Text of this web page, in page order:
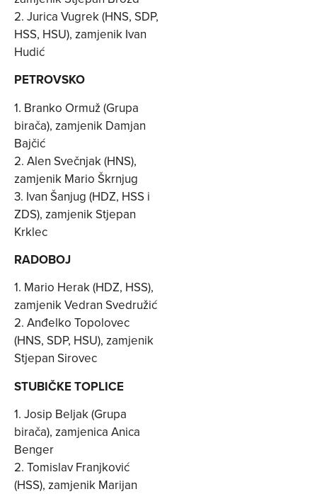
2. Jurica Vugrek (HNS, SDP,
HSS, HSU), zamjenik Ivan
Hudić
PETROVSKO
1. Branko Ormuž (Grupa
birača), zamjenik Damjan
Bajčić
2. Alen Svečnjak (HNS),
zamjenik Mario Škrnjug
3. Ivan Šanjug (HDZ, HSS i
ZDS), zamjenik Stjepan
Krklec
RADOBOJ
1. Mario Herak (HDZ, HSS),
zamjenik Vedran Svedružić
2. Anđelko Topolovec
(HNS, SDP, HSU), zamjenik
Stjepan Sirovec
STUBIČKE TOPLICE
1. Josip Beljak (Grupa
birača), zamjenica Anica
Benger
2. Tomislav Franjković
(HSS), zamjenik Marijan